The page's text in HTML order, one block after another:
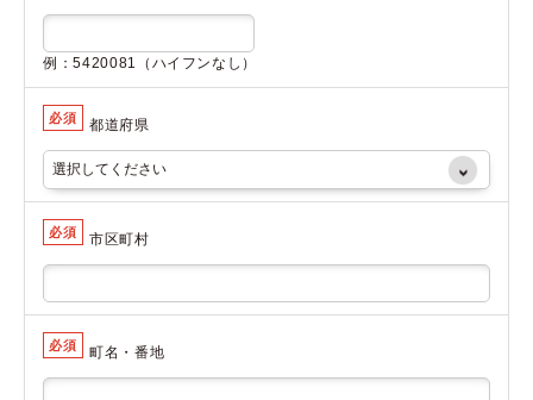
例：5420081（ハイフンなし）
必須 都道府県
必須 市区町村
必須 町名・番地